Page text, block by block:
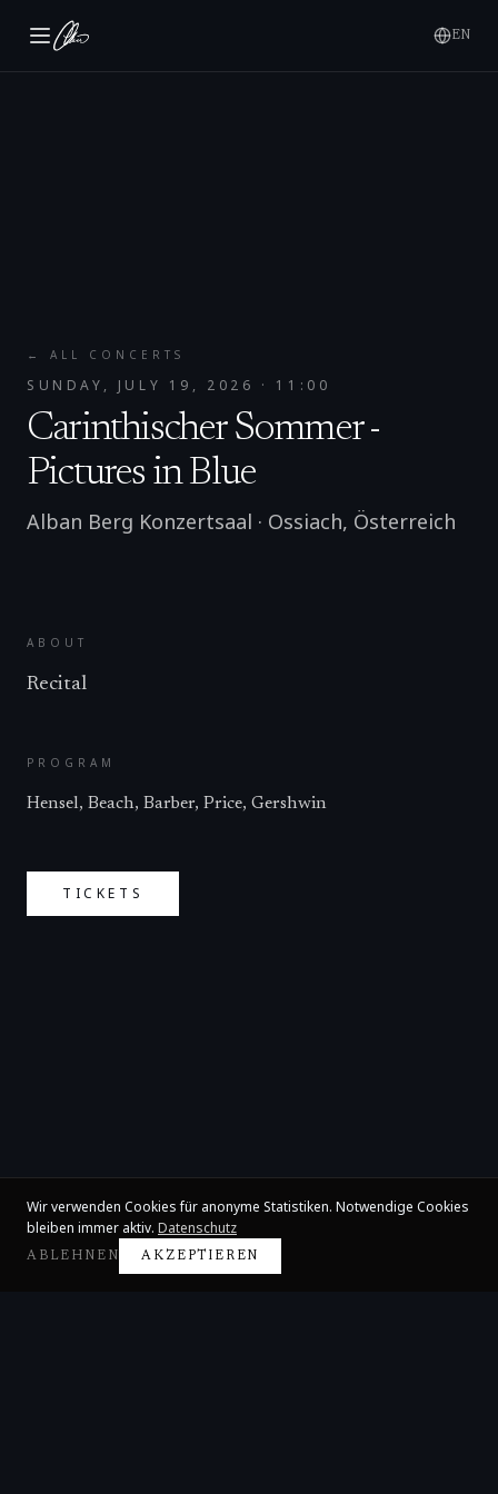
EN
← ALL CONCERTS
SUNDAY, JULY 19, 2026 · 11:00
Carinthischer Sommer -
Pictures in Blue
Alban Berg Konzertsaal · Ossiach, Österreich
ABOUT
Recital
PROGRAM
Hensel, Beach, Barber, Price, Gershwin
TICKETS
Wir verwenden Cookies für anonyme Statistiken. Notwendige Cookies
bleiben immer aktiv. Datenschutz
ABLEHNEN AKZEPTIEREN